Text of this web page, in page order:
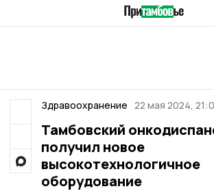
Здравоохранение 22 мая 2024,
Тамбовский
получил новое
высокотехнологичное
оборудование